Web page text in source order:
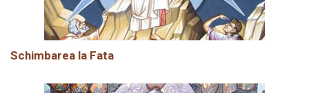
Schimbarea la Fata